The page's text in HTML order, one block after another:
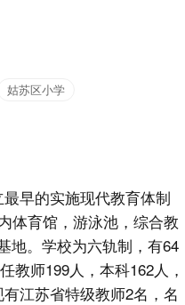
姑苏区小学
早的实施现代教育体制
体育馆，游泳池，综合教
地。学校为六轨制，有64
教师199人，本科162人，
江苏省特级教师2名，名